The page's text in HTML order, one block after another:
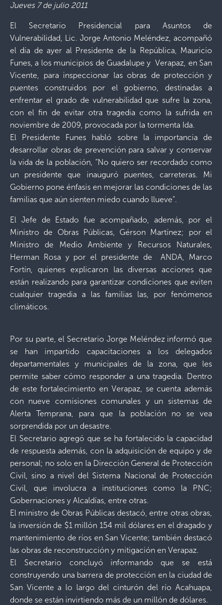
Jueves 7 de julio 2011
El Secretario Presidencial para Asuntos de
Vulnerabilidad, Lic. Jorge Antonio Meléndez, acompañó
el día de ayer al Presidente de la República, Mauricio
Funes, a los municipios de Guadalupe y Verapaz, en San
Vicente, para inspeccionar las obras de protección y
puentes construidos por el gobierno, destinadas a
enfrentar el grado de vulnerabilidad que sufre la zona,
con el fin de evitar otra tragedia como la sufrida en
noviembre de 2009, provocada por la tormenta Ida.
El Presidente Funes habló sobre la importancia de
desarrollar obras de prevención para salvar y conservar
la vida de la población, “No quiero ser recordado como
un presidente que inauguró puentes, carreteras. Mi
Gobierno pone énfasis en mejorar las condiciones de las
familias que aún sienten miedo cuando llueve”.
El Jefe de Estado fue acompañado, además, por el
Ministro de Obras Públicas, Gérson Martínez; por el
Ministro de Medio Ambiente y Recursos Naturales,
Herman Rosa y por el presidente de ANDA, Marco
Fortín, quienes explicaron las diversas acciones que
están realizando para garantizar condiciones que eviten
cualquier tragedia a las familias las, por fenómenos
climáticos.
Por su parte, el Secretario Jorge Meléndez informó que
se han impartido capacitaciones a los delegados
departamentales y municipales de la zona, que les
permite saber cómo responder a una tragedia. Dentro
de este fortalecimiento en Verapaz, se cuenta además
con nueve comisiones comunales y un sistemas de
Alerta Temprana, para que la población no se vea
sorprendida por un desastre.
El Secretario agregó que se ha fortalecido la capacidad
de respuesta además, con la adquisición de equipo y de
personal; no solo en la Dirección General de Protección
Civil, sino a nivel del Sistema Nacional de Protección
Civil, que involucra a instituciones como la PNC;
Gobernaciones y Alcaldías, entre otras.
El ministro de Obras Públicas destacó, entre otras obras,
la inversión de $1 millón 154 mil dólares en el dragado y
mantenimiento de ríos en San Vicente; también destacó
las obras de reconstrucción y mitigación en Verapaz.
El Secretario concluyó informando que se está
construyendo una barrera de protección en la ciudad de
San Vicente a lo largo del cinturón del río Acahuapa,
donde se están invirtiendo más de un millón de dólares.